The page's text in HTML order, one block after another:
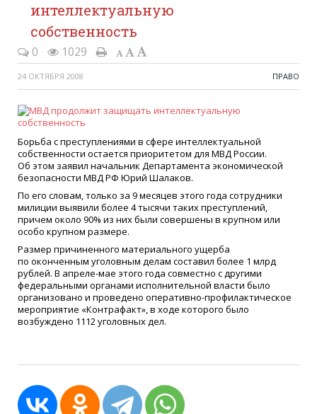
интеллектуальную
собственность
0 1029
24 ОКТЯБРЯ 2008 ПРАВО
Борьба с преступлениями в сфере интеллектуальной
собственности остается приоритетом для МВД России.
Об этом заявил начальник Департамента экономической
безопасности МВД РФ Юрий Шалаков.
По его словам, только за 9 месяцев этого года сотрудники
милиции выявили более 4 тысячи таких преступлений,
причем около 90% из них были совершены в крупном или
особо крупном размере.
Размер причиненного материального ущерба
по оконченным уголовным делам составил более 1 млрд
рублей. В апреле-мае этого года совместно с другими
федеральными органами исполнительной власти было
организовано и проведено оперативно-профилактическое
мероприятие «Контрафакт», в ходе которого было
возбуждено 1112 уголовных дел.